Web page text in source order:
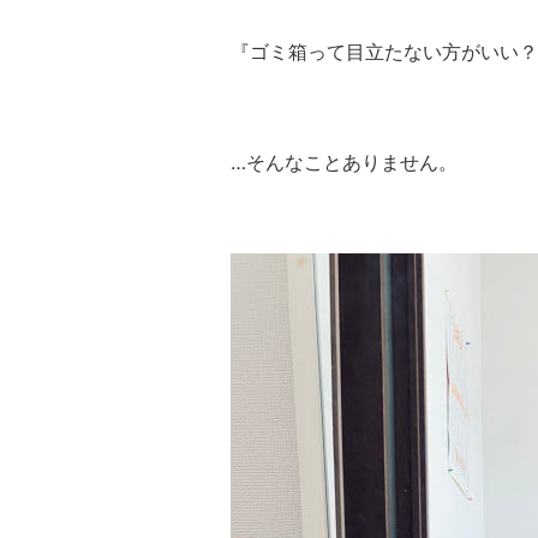
『ゴミ箱って目立たない方がいい
…そんなことありません。